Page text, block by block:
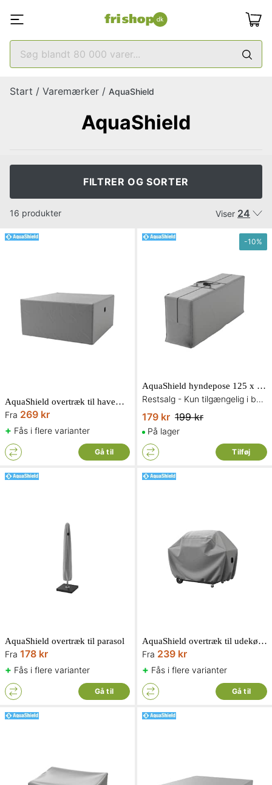
Start / Varemærker / AquaShield
AquaShield
FILTRER OG SORTER
16 produkter Viser 24
AquaShield overtræk til havemøbelsæt
Fra 269 kr
+ Fås i flere varianter
Gå til
-10%
AquaShield hyndepose 125 x 32 x H50 cm
Restsalg - Kun tilgængelig i begrænset antal og så længe lager haves
179 kr 199 kr
På lager
Tilføj
AquaShield overtræk til parasol
Fra 178 kr
+ Fås i flere varianter
Gå til
AquaShield overtræk til udekøkken
Fra 239 kr
+ Fås i flere varianter
Gå til